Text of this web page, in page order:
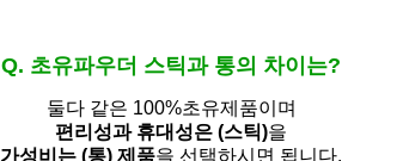
Q. 초유파우더 스틱과 통의 차이는?
둘다 같은 100%초유제품이며
편리성과 휴대성은 (스틱)을
가성비는 (통) 제품을 선택하시면 됩니다.